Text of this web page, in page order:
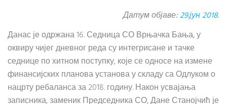
Датум објаве:29.јун 2018.
Данас је одржана 16. Седница СО Врњачка Бања, у
оквиру чијег дневног реда су интегрисане и тачке
седнице по хитном поступку, које се односе на измене
финансијских планова установа у складу са Одлуком о
нацрту ребаланса за 2018. годину. Након усвајања
записника, заменик Председника СО, Дане Станојчић је